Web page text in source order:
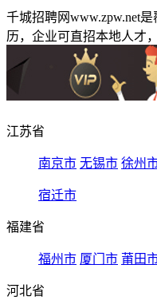
千城招聘网www.zpw.net
历，企业可直招本地人才
江苏省
南京市 无锡市 徐州
宿迁市
福建省
福州市 厦门市 莆田
河北省